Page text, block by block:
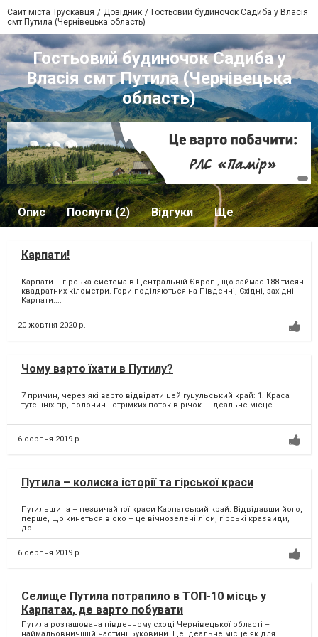
Сайт міста Трускавця Довідник
Гостьовий будиночок Садиба у Власія
смт Путила (Чернівецька область)
Гостьовий будиночок Садиба у
Власія смт Путила (Чернівецька
область)
Опис Послуги (2) Відгуки Ще
Карпати!
Карпати – гірська система в Центральній Європі, що займає 188 тисяч
квадратних кілометри. Гори поділяються на Південні, Східні, західні
Карпати....
20 жовтня 2020 р.
Чому варто їхати в Путилу?
7 причин, через які варто відвідати цей гуцульський край: 1. Краса
тутешніх гір, полонин і стрімких потоків-річок – ідеальне місце...
6 серпня 2019 р.
Путила – колиска історії та гірської краси
Путильщина – незвичайної краси Карпатський край. Відвідавши його,
перше, що кинеться в око – це вічнозелені ліси, гірські краєвиди,
до...
6 серпня 2019 р.
Селище Путила потрапило в ТОП-10 місць у
Карпатах, де варто побувати
Путила розташована південному сході Чернівецької області –
наймальовничішій частині Буковини. Це ідеальне місце як для